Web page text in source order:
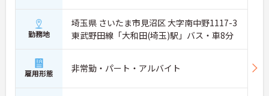
勤務地
埼玉県 さいたま市見沼区 大字南中野1117-3
東武野田線「大和田(埼玉)駅」バス・車8分
雇用形態 非常勤・パート・アルバイト